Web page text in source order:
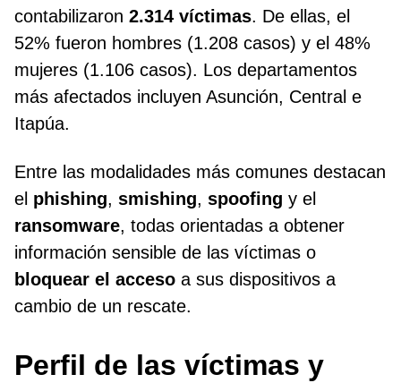
contabilizaron 2.314 víctimas. De ellas, el
52% fueron hombres (1.208 casos) y el 48%
mujeres (1.106 casos). Los departamentos
más afectados incluyen Asunción, Central e
Itapúa.
Entre las modalidades más comunes destacan
el phishing, smishing, spoofing y el
ransomware, todas orientadas a obtener
información sensible de las víctimas o
bloquear el acceso a sus dispositivos a
cambio de un rescate.
Perfil de las víctimas y